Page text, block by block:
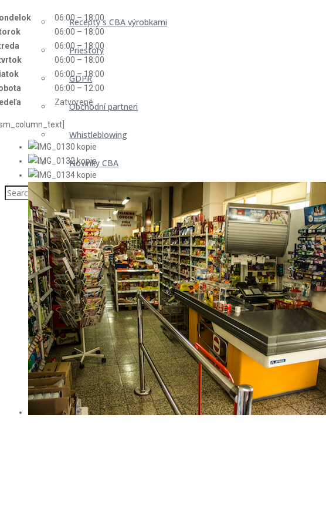
Recepty s CBA výrobkami
Priestory
GDPR
Obchodní partneri
Whistleblowing
Novinky CBA
06:00 – 18:00
06:00 – 18:00
06:00 – 18:00
06:00 – 18:00
06:00 – 18:00
06:00 – 12:00
Zatvorené